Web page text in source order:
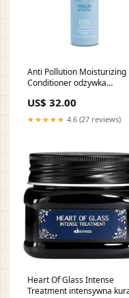
Anti Pollution Moisturizing
Conditioner odżywka
włosów z olejem moringa i
ekstraktem z aloesu 250ml
US$ 32.00
★★★★★ 4.6 (27 reviews)
Heart Of Glass Intense
Treatment intensywna